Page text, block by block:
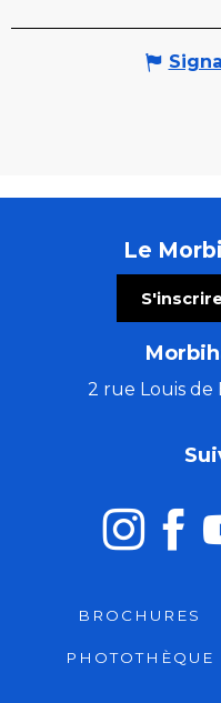
Le
2 rue Louis de
BROCHURES
PHOTOTHÈQUE